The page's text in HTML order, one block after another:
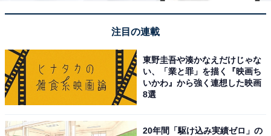
様も見どころ。
向かれた途端、相手に嫌悪感を抱くようになる矛盾した
心理）を起こし、ヨウコに首ったけになるという展開
に。ヨウコを意識したきっかけは、スキンシップが過剰
注目の連載
東野圭吾や湊かなえだけじゃな
い、「業と罪」を描く『映画ち
いかわ』から強く連想した映画
8選
20年間「駆け込み実績ゼロ」の